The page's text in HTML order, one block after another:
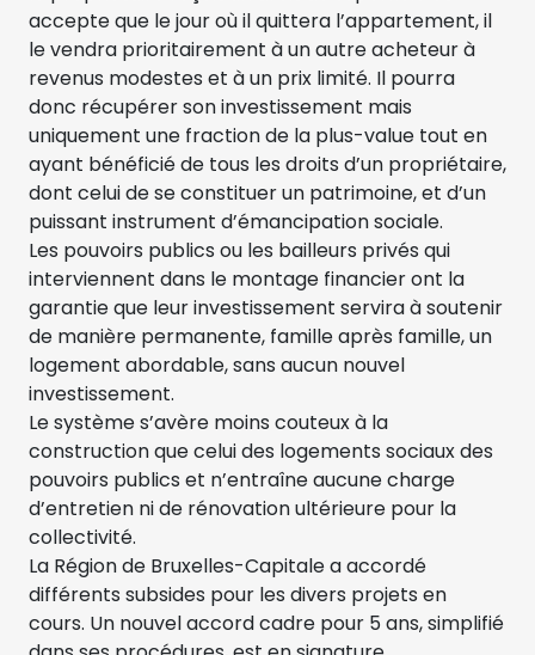
accepte que le jour où il quittera l’appartement, il
le vendra prioritairement à un autre acheteur à
revenus modestes et à un prix limité. Il pourra
donc récupérer son investissement mais
uniquement une fraction de la plus-value tout en
ayant bénéficié de tous les droits d’un propriétaire,
dont celui de se constituer un patrimoine, et d’un
puissant instrument d’émancipation sociale.
Les pouvoirs publics ou les bailleurs privés qui
interviennent dans le montage financier ont la
garantie que leur investissement servira à soutenir
de manière permanente, famille après famille, un
logement abordable, sans aucun nouvel
investissement.
Le système s’avère moins couteux à la
construction que celui des logements sociaux des
pouvoirs publics et n’entraîne aucune charge
d’entretien ni de rénovation ultérieure pour la
collectivité.
La Région de Bruxelles-Capitale a accordé
différents subsides pour les divers projets en
cours. Un nouvel accord cadre pour 5 ans, simplifié